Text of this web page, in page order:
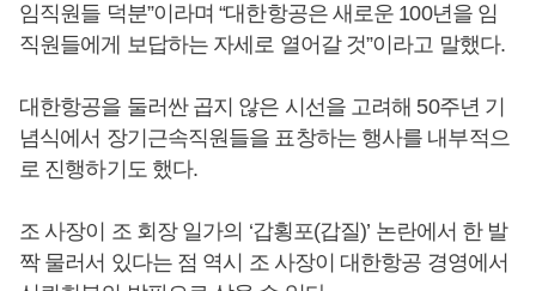
임직원들 덕분”이라며 “대한항공은 새로운 100년을 임
직원들에게 보답하는 자세로 열어갈 것”이라고 말했다.
대한항공을 둘러싼 곱지 않은 시선을 고려해 50주년 기
념식에서 장기근속직원들을 표창하는 행사를 내부적으
로 진행하기도 했다.
조 사장이 조 회장 일가의 ‘갑횡포(갑질)’ 논란에서 한 발
짝 물러서 있다는 점 역시 조 사장이 대한항공 경영에서